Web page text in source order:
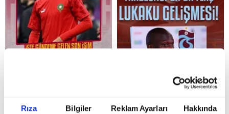
Rıza Bilgiler Reklam Ayarları Hakkında
Reddet